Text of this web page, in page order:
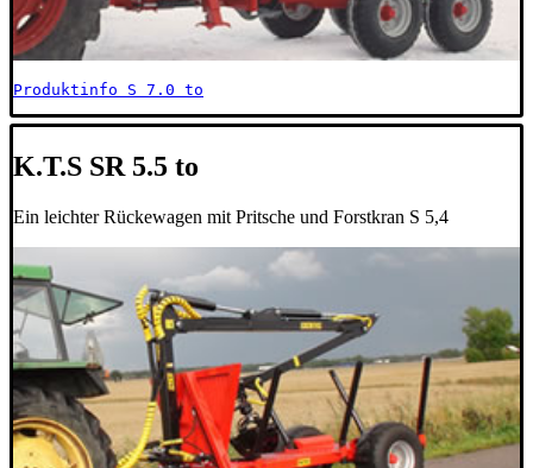
Produktinfo S 7.0 to
K.T.S SR 5.5 to
Ein leichter Rückewagen mit Pritsche und Forstkran S 5,4